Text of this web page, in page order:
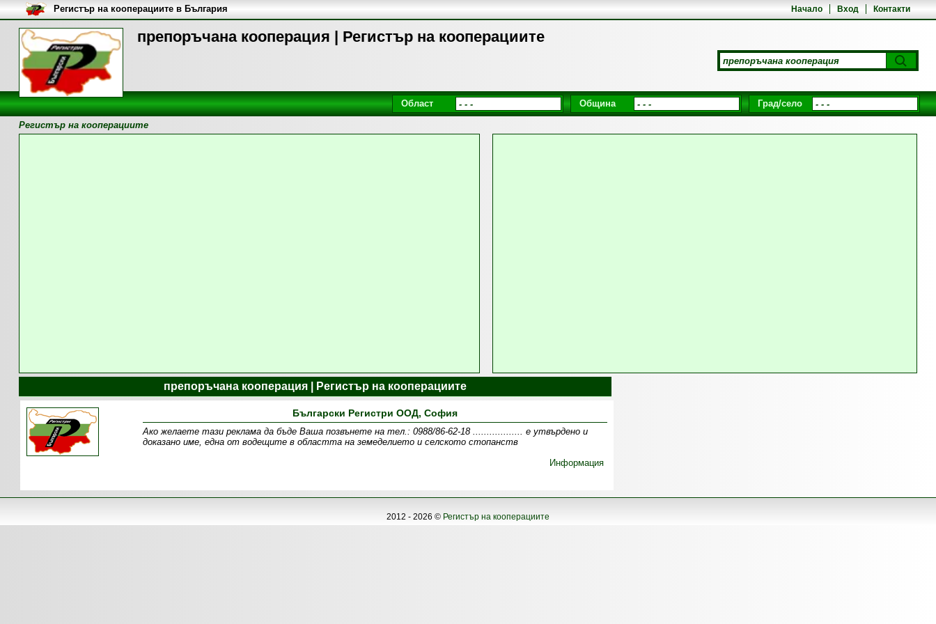
препоръчана кооперация | Регистър на кооперациите
Начало Вход Контакти
Регистър на кооперациите в България
Област Община Град/село
Регистър на кооперациите
препоръчана кооперация | Регистър на кооперациите
Български Регистри ООД, София
Ако желаете тази реклама да бъде Ваша позвънете на тел.: 0988/86-62-18 .................. e утвърдено и
доказано име, една от водещите в областта на земеделието и селското стопанств
Информация
2012 - 2026 © Регистър на кооперациите